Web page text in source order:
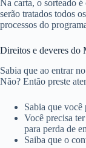
Na carta, o sorteado
serão tratados todos
processos do
Direitos e deveres do
Sabia que ao entrar
Não? Então preste
Sabia que você
Você precisa
para perda de
Saiba que o